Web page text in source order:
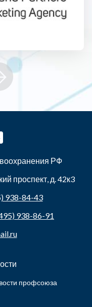
РФ
проспект, д. 42к3
938-84-43
938-86-91
профсоюза